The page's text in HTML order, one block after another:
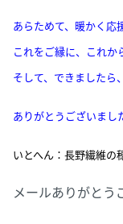
あらためて、暖かく応
これをご縁に、これか
そして、できましたら
ありがとうございまし
いとへん：長野繊維の
メールありがとう